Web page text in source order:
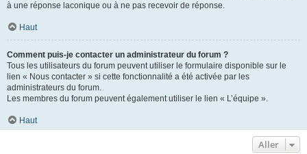
à une réponse laconique ou à ne pas recevoir de réponse.
Haut
Comment puis-je contacter un administrateur du forum ?
Tous les utilisateurs du forum peuvent utiliser le formulaire disponible sur le
lien « Nous contacter » si cette fonctionnalité a été activée par les
administrateurs du forum.
Les membres du forum peuvent également utiliser le lien « L’équipe ».
Haut
Aller